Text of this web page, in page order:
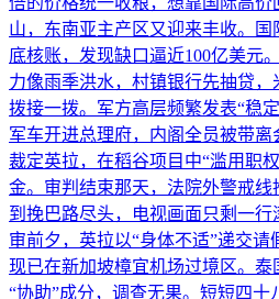
山，东南亚主产区又迎来丰收。
底核账，发现缺口逼近100亿美元
力像雨季洪水，村镇银行先抽贷
拨接一拨。军方高层频繁发表“稳定
军车开进总理府，内阁全员被带
裁定英拉，在稻谷项目中“滥用职
金。审判结束那天，法院外警戒
到挽巴路尽头，电视画面只剩一行
审前夕，英拉以“身体不适”递交
现已在新加坡樟宜机场过境区。
“协助”成分，调查无果。短短四